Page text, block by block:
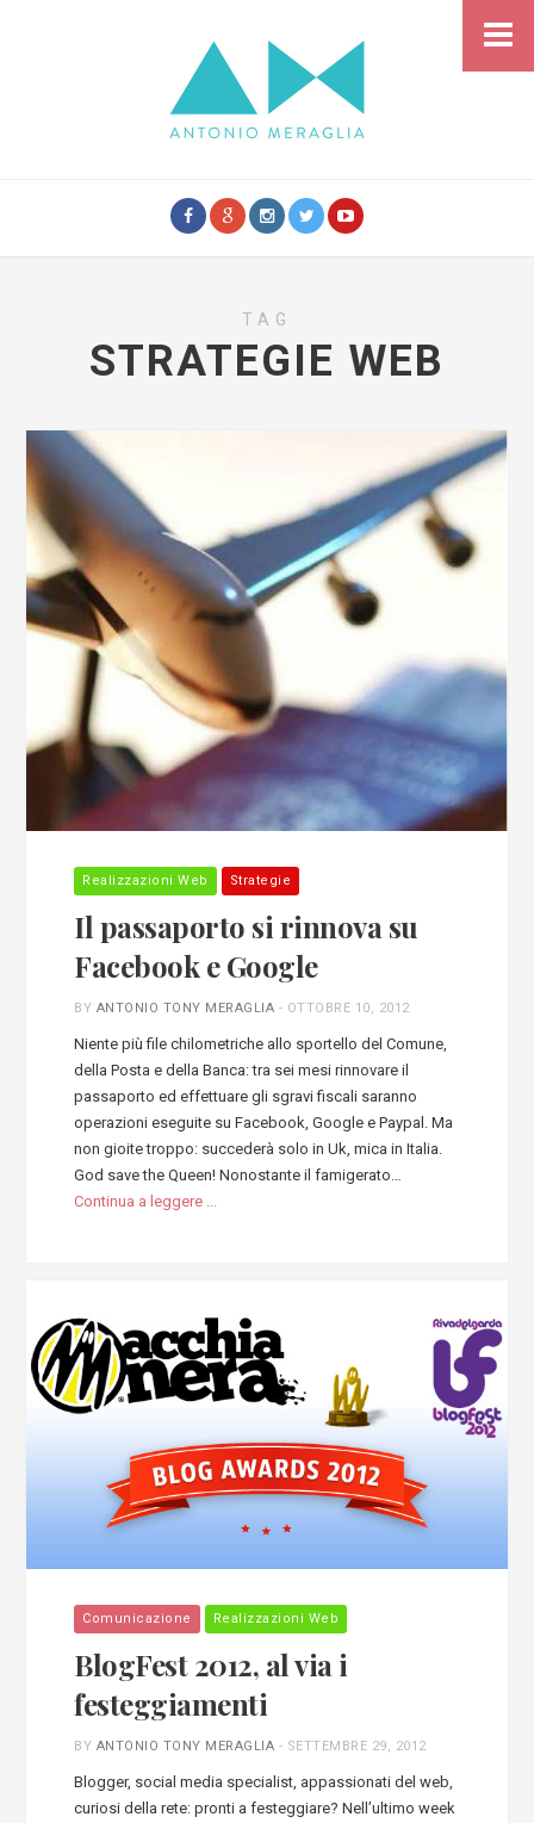
TAG
STRATEGIE WEB
Realizzazioni Web Strategie
Il passaporto si rinnova su
Facebook e Google
BY ANTONIO TONY MERAGLIA - OTTOBRE 10, 2012
Niente più file chilometriche allo sportello del Comune,
della Posta e della Banca: tra sei mesi rinnovare il
passaporto ed effettuare gli sgravi fiscali saranno
operazioni eseguite su Facebook, Google e Paypal. Ma
non gioite troppo: succederà solo in Uk, mica in Italia.
God save the Queen! Nonostante il famigerato…
Continua a leggere ...
Comunicazione Realizzazioni Web
BlogFest 2012, al via i
festeggiamenti
BY ANTONIO TONY MERAGLIA - SETTEMBRE 29, 2012
Blogger, social media specialist, appassionati del web,
curiosi della rete: pronti a festeggiare? Nell’ultimo week